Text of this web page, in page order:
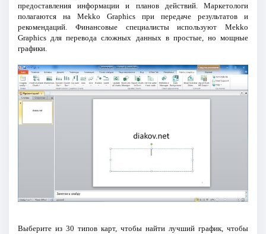
предоставления информации и планов действий. Маркетологи
полагаются на Mekko Graphics при передаче результатов и
рекомендаций. Финансовые специалисты используют Mekko
Graphics для перевода сложных данных в простые, но мощные
графики.
Выберите из 30 типов карт, чтобы найти лучший график, чтобы